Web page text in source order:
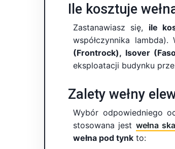
Ile kosztuje
Zastanawiasz się, ile
współczynnika
(Frontrock), Isover
eksploatacji budynku
Zalety wełny
Wybór odpowiedniego
stosowana jest wełna
wełna pod tynk to: